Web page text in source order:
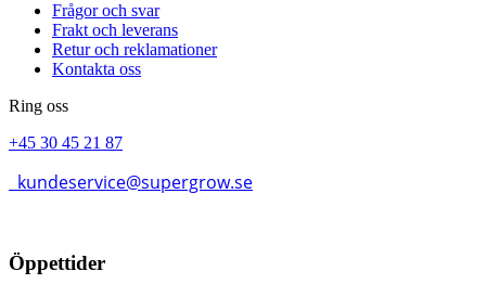
Frågor och svar
Frakt och leverans
Retur och reklamationer
Kontakta oss
Ring oss
+45 30 45 21 87
kundeservice@supergrow.se
Öppettider